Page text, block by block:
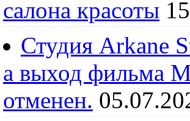
салона красоты
Студия Arkane
а выход фильма
отменен.